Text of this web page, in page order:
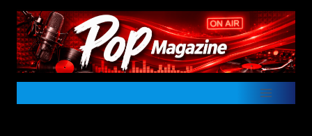
Doorgaan
naar
inhoud